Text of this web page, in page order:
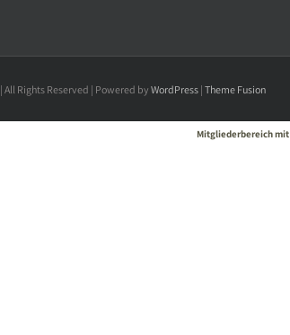
All Rights Reserved | Powered by WordPress | Theme Fusion
Mitgliederbereich mit